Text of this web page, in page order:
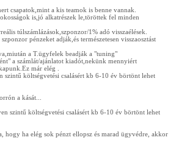
csapatok,mint a kis teamok is benne vannak.
is,jó alkatrészek le,töröttek fel minden
túlszámlázások,szponzor/1% adó visszaélések.
pénzeket adják,és természetesen visszaosztást
a T.ügyfelek beadják a "tuning"
a számlát/ajánlatot kiadót,nekünk mennyiért
már elég .
költségvetési csalásért kb 6-10 év börtönt lehet
a kását...
szintű költségvetési csalásért kb 6-10 év börtönt lehet
hogy ha elég sok pénzt ellopsz és marad ügyvédre, akkor